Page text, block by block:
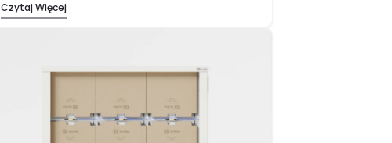
przyjemne ciepło, ale zastanawiasz się, ile to
Czytaj Więcej